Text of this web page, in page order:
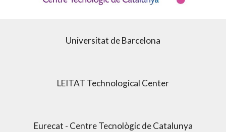
Universitat de Barcelona
LEITAT Technological Center
Eurecat - Centre Tecnològic de Catalunya